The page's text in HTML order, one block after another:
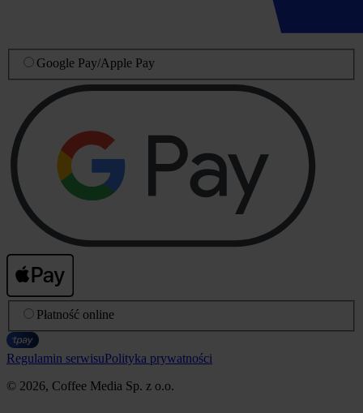
Google Pay/Apple Pay
Płatność online
Regulamin serwisuPolityka prywatności
© 2026, Coffee Media Sp. z o.o.